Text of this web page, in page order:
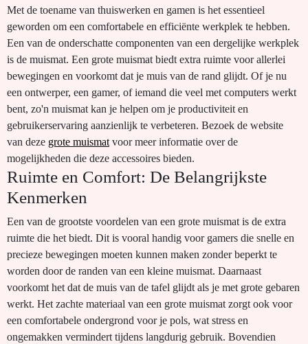
Met de toename van thuiswerken en gamen is het essentieel
geworden om een comfortabele en efficiënte werkplek te hebben.
Een van de onderschatte componenten van een dergelijke werkplek
is de muismat. Een grote muismat biedt extra ruimte voor allerlei
bewegingen en voorkomt dat je muis van de rand glijdt. Of je nu
een ontwerper, een gamer, of iemand die veel met computers werkt
bent, zo'n muismat kan je helpen om je productiviteit en
gebruikerservaring aanzienlijk te verbeteren. Bezoek de website
van deze grote muismat voor meer informatie over de
mogelijkheden die deze accessoires bieden.
Ruimte en Comfort: De Belangrijkste
Kenmerken
Een van de grootste voordelen van een grote muismat is de extra
ruimte die het biedt. Dit is vooral handig voor gamers die snelle en
precieze bewegingen moeten kunnen maken zonder beperkt te
worden door de randen van een kleine muismat. Daarnaast
voorkomt het dat de muis van de tafel glijdt als je met grote gebaren
werkt. Het zachte materiaal van een grote muismat zorgt ook voor
een comfortabele ondergrond voor je pols, wat stress en
ongemakken vermindert tijdens langdurig gebruik. Bovendien